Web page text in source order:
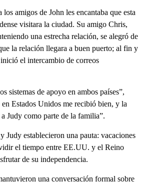
amigos de John les encantaba que esta
visitara la ciudad. Su amigo Chris,
una estrecha relación, se alegró de
la relación llegara a buen puerto; al fin y
el intercambio de correos
sistemas de apoyo en ambos países”,
Estados Unidos me recibió bien, y la
Judy como parte de la familia”.
Judy establecieron una pauta: vacaciones
el tiempo entre EE.UU. y el Reino
de su independencia.
una conversación formal sobre